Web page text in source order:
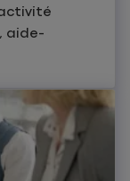
aide-